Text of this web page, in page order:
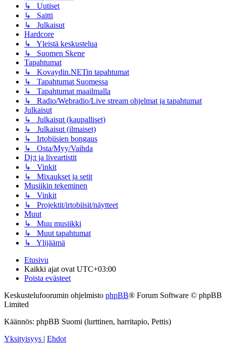
↳ Uutiset
↳ Saitti
↳ Julkaisut
Hardcore
↳ Yleistä keskustelua
↳ Suomen Skene
Tapahtumat
↳ Kovaydin.NETin tapahtumat
↳ Tapahtumat Suomessa
↳ Tapahtumat maailmalla
↳ Radio/Webradio/Live stream ohjelmat ja tapahtumat
Julkaisut
↳ Julkaisut (kaupalliset)
↳ Julkaisut (ilmaiset)
↳ Irtobiisien bongaus
↳ Osta/Myy/Vaihda
Dj:t ja liveartistit
↳ Vinkit
↳ Mixaukset ja setit
Musiikin tekeminen
↳ Vinkit
↳ Projektit/irtobiisit/näytteet
Muut
↳ Muu musiikki
↳ Muut tapahtumat
↳ Ylijäämä
Etusivu
Kaikki ajat ovat UTC+03:00
Poista evästeet
Keskustelufoorumin ohjelmisto phpBB® Forum Software © phpBB
Limited
Käännös: phpBB Suomi (lurttinen, harritapio, Pettis)
Yksityisyys | Ehdot